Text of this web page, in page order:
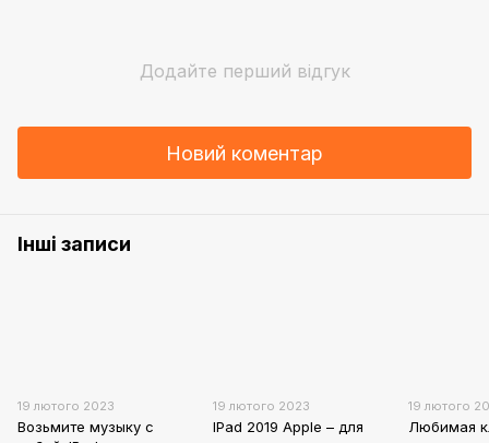
Додайте перший відгук
Новий коментар
Інші записи
19 лютого 2023
Возьмите музыку с
19 лютого 2023
IPad 2019 Apple – для
19 лютого
Любимая